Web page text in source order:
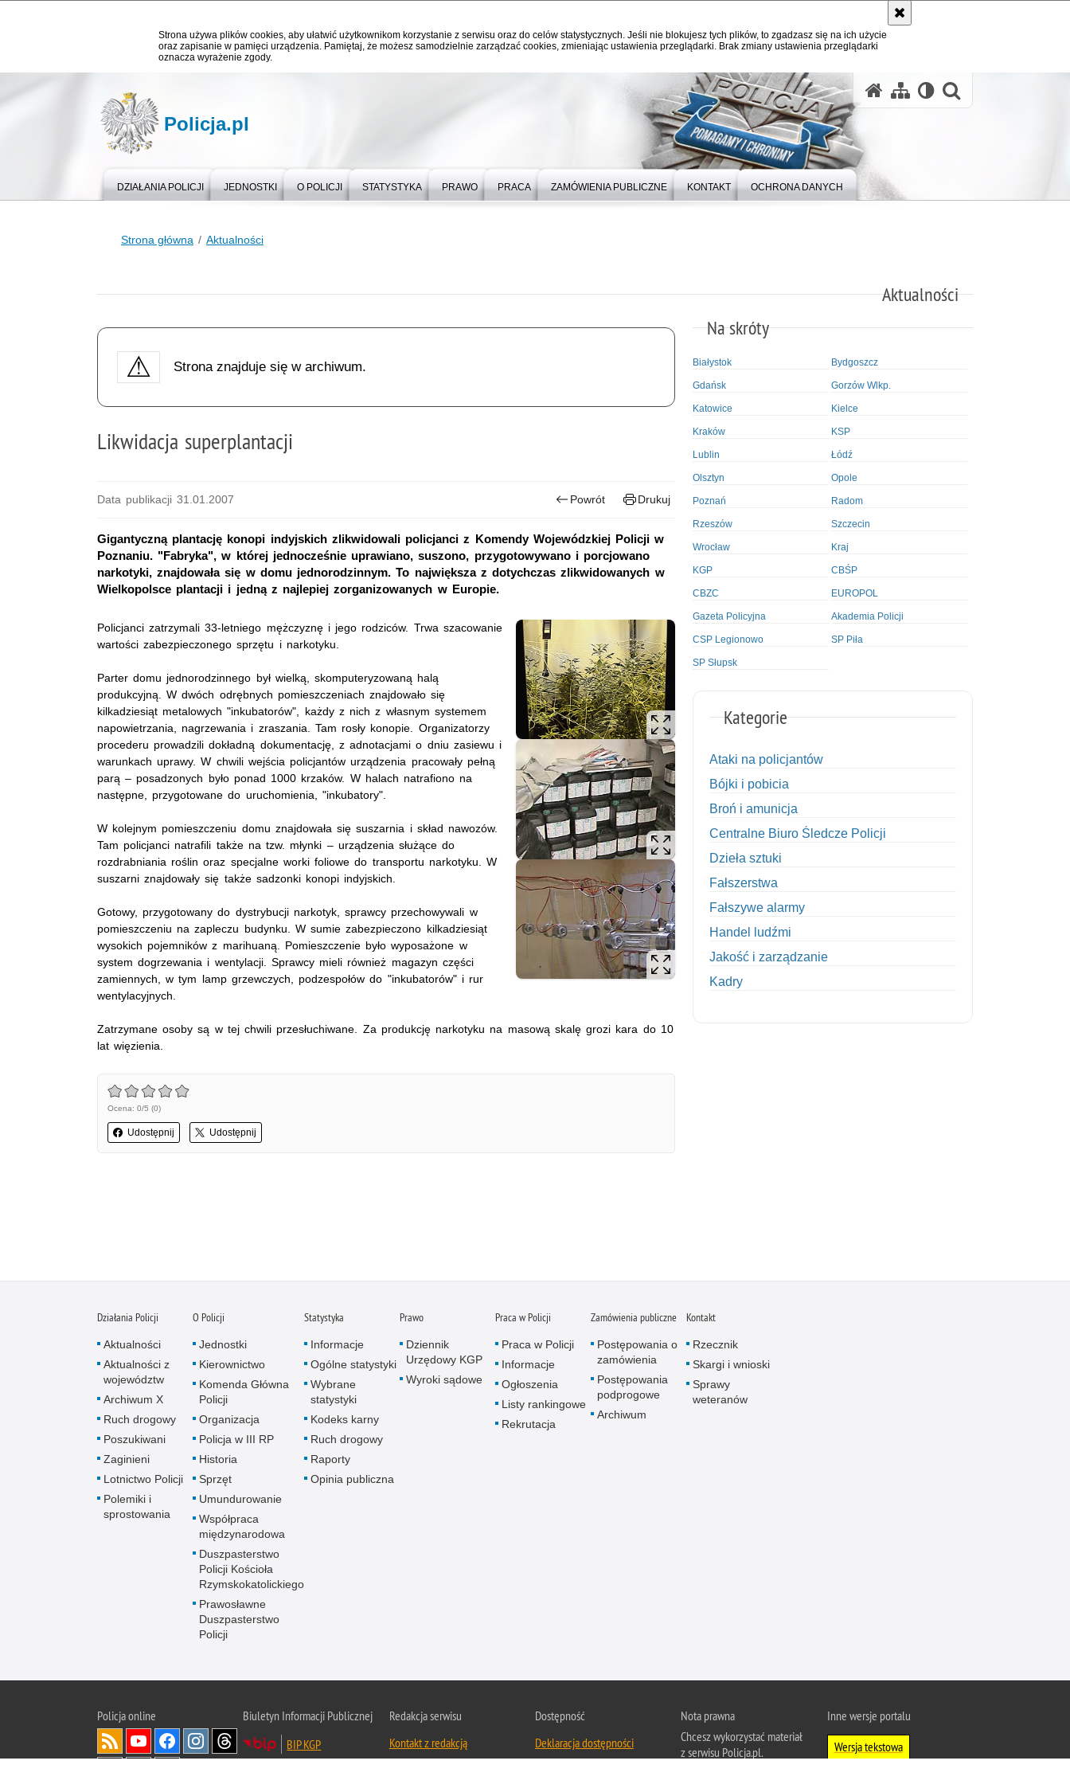
Strona używa plików cookies, aby ułatwić użytkownikom korzystanie z serwisu oraz do celów statystycznych. Jeśli nie blokujesz tych plików, to zgadzasz się na ich użycie
oraz zapisanie w pamięci urządzenia. Pamiętaj, że możesz samodzielnie zarządzać cookies, zmieniając ustawienia przeglądarki. Brak zmiany ustawienia przeglądarki
oznacza wyrażenie zgody.
Policja.pl
DZIAŁANIA POLICJI JEDNOSTKI O POLICJI STATYSTYKA PRAWO PRACA ZAMÓWIENIA PUBLICZNE KONTAKT OCHRONA DANYCH
Strona główna Aktualności
Aktualności
Strona znajduje się w archiwum.
Likwidacja superplantacji
Data publikacji 31.01.2007 Powrót Drukuj
Gigantyczną plantację konopi indyjskich zlikwidowali policjanci z Komendy Wojewódzkiej Policji w
Poznaniu. "Fabryka", w której jednocześnie uprawiano, suszono, przygotowywano i porcjowano
narkotyki, znajdowała się w domu jednorodzinnym. To największa z dotychczas zlikwidowanych w
Wielkopolsce plantacji i jedną z najlepiej zorganizowanych w Europie.
Policjanci zatrzymali 33-letniego mężczyznę i jego rodziców. Trwa szacowanie
wartości zabezpieczonego sprzętu i narkotyku.
Parter domu jednorodzinnego był wielką, skomputeryzowaną halą
produkcyjną. W dwóch odrębnych pomieszczeniach znajdowało się
kilkadziesiąt metalowych "inkubatorów", każdy z nich z własnym systemem
napowietrzania, nagrzewania i zraszania. Tam rosły konopie. Organizatorzy
procederu prowadzili dokładną dokumentację, z adnotacjami o dniu zasiewu i
warunkach uprawy. W chwili wejścia policjantów urządzenia pracowały pełną
parą – posadzonych było ponad 1000 krzaków. W halach natrafiono na
następne, przygotowane do uruchomienia, "inkubatory".
W kolejnym pomieszczeniu domu znajdowała się suszarnia i skład nawozów.
Tam policjanci natrafili także na tzw. młynki – urządzenia służące do
rozdrabniania roślin oraz specjalne worki foliowe do transportu narkotyku. W
suszarni znajdowały się także sadzonki konopi indyjskich.
Gotowy, przygotowany do dystrybucji narkotyk, sprawcy przechowywali w
pomieszczeniu na zapleczu budynku. W sumie zabezpieczono kilkadziesiąt
wysokich pojemników z marihuaną. Pomieszczenie było wyposażone w
system dogrzewania i wentylacji. Sprawcy mieli również magazyn części
zamiennych, w tym lamp grzewczych, podzespołów do "inkubatorów" i rur
wentylacyjnych.
Zatrzymane osoby są w tej chwili przesłuchiwane. Za produkcję narkotyku na masową skalę grozi kara do 10
lat więzienia.
Ocena: 0/5 (0)
Udostępnij Udostępnij
Na skróty
Białystok Bydgoszcz
Gdańsk Gorzów Wlkp.
Katowice Kielce
Kraków KSP
Lublin Łódź
Olsztyn Opole
Poznań Radom
Rzeszów Szczecin
Wrocław Kraj
KGP CBŚP
CBZC EUROPOL
Gazeta Policyjna Akademia Policji
CSP Legionowo SP Piła
SP Słupsk
Kategorie
Ataki na policjantów
Bójki i pobicia
Broń i amunicja
Centralne Biuro Śledcze Policji
Dzieła sztuki
Fałszerstwa
Fałszywe alarmy
Handel ludźmi
Jakość i zarządzanie
Kadry
Nietrzeźwi pracownicy
Nowoczesne technologie w pracy Policji
Pożary i podpalenia
Pranie brudnych pieniędzy
Działania Policji
Aktualności
Aktualności z
województw
Archiwum X
Ruch drogowy
Poszukiwani
Zaginieni
Lotnictwo Policji
Polemiki i
sprostowania
O Policji
Jednostki
Kierownictwo
Komenda Główna
Policji
Organizacja
Policja w III RP
Historia
Sprzęt
Umundurowanie
Współpraca
międzynarodowa
Duszpasterstwo
Policji Kościoła
Rzymskokatolickiego
Prawosławne
Duszpasterstwo
Policji
Statystyka
Informacje
Ogólne statystyki
Wybrane
statystyki
Kodeks karny
Ruch drogowy
Raporty
Opinia publiczna
Prawo
Dziennik
Urzędowy KGP
Wyroki sądowe
Praca w Policji
Praca w Policji
Informacje
Ogłoszenia
Listy rankingowe
Rekrutacja
Zamówienia publiczne
Postępowania o
zamówienia
Postępowania
podprogowe
Archiwum
Kontakt
Rzecznik
Skargi i wnioski
Sprawy
weteranów
Policjaonline
Biuletyn Informacji Publicznej
BIP KGP
Redakcja serwisu
Kontakt z redakcją
Dostępność
Deklaracja dostępności
Nota prawna
Chcesz wykorzystać materiał
z serwisu Policja.pl.
Inne wersje portalu
Wersja tekstowa